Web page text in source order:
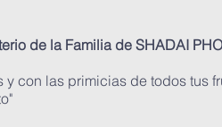
de la Familia de SHADAI
y con las primicias de todos tus